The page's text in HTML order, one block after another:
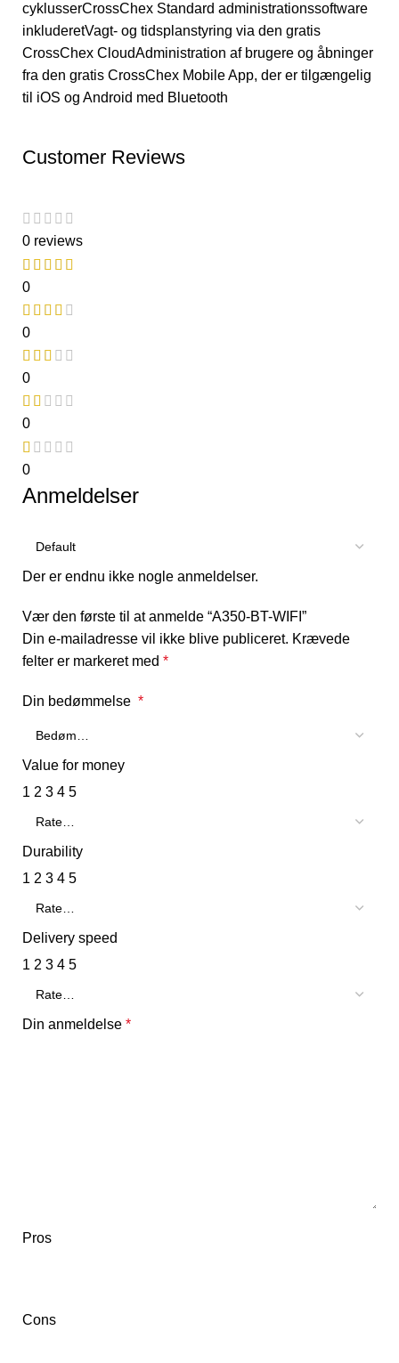
cyklusserCrossChex Standard administrationssoftware
inkluderetVagt- og tidsplanstyring via den gratis
CrossChex CloudAdministration af brugere og åbninger
fra den gratis CrossChex Mobile App, der er tilgængelig
til iOS og Android med Bluetooth
Customer Reviews
0 reviews
0
0
0
0
0
Anmeldelser
Der er endnu ikke nogle anmeldelser.
Vær den første til at anmelde “A350-BT-WIFI”
Din e-mailadresse vil ikke blive publiceret. Krævede
felter er markeret med *
Din bedømmelse *
Value for money
1 2 3 4 5
Durability
1 2 3 4 5
Delivery speed
1 2 3 4 5
Din anmeldelse *
Pros
Cons